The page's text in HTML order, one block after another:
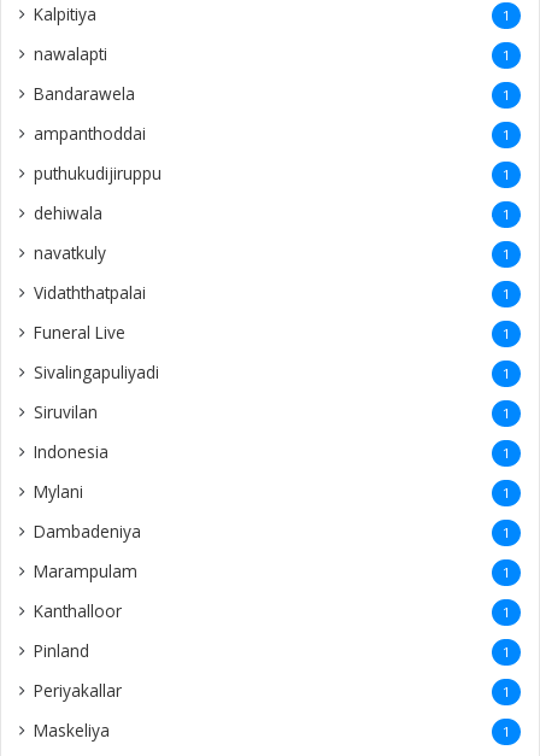
Kalpitiya 1
nawalapti 1
Bandarawela 1
ampanthoddai 1
puthukudijiruppu 1
dehiwala 1
navatkuly 1
Vidaththatpalai 1
Funeral Live 1
Sivalingapuliyadi 1
Siruvilan 1
Indonesia 1
Mylani 1
Dambadeniya 1
Marampulam 1
Kanthalloor 1
Pinland 1
Periyakallar 1
Maskeliya 1